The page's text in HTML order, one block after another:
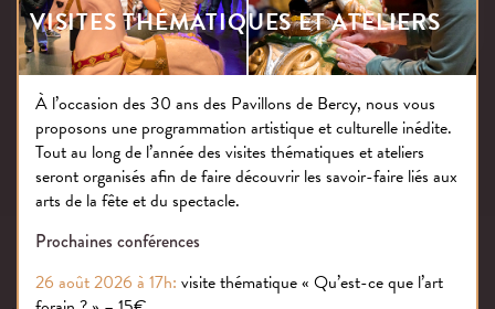
Publié le : 13.02.20
NOS THÉMATIQUES
VISITES THÉMATIQUES ET ATELIERS
À l’occasion des 30 ans des Pavillons de Bercy, nous vous
proposons une programmation artistique et culturelle inédite.
Tout au long de l’année des visites thématiques et ateliers
seront organisés afin de faire découvrir les savoir-faire liés aux
arts de la fête et du spectacle.
Prochaines conférences
26 août 2026 à 17h: visite thématique « Qu’est-ce que l’art